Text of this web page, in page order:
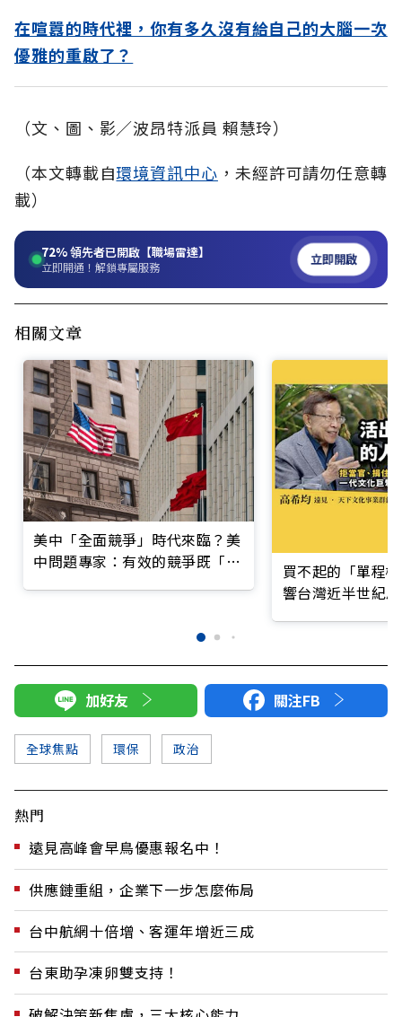
在喧囂的時代裡，你有多久沒有給自己的大腦一次
優雅的重啟了？
（文、圖、影／波昂特派員 賴慧玲）
（本文轉載自環境資訊中心 ，未經許可請勿任意轉
載）
72%領先者已開啟【職場雷達】
立即開通！解鎖專屬服務 立即開啟
相關文章
美中「全面競爭」時代來臨？美
中問題專家：有效的競爭既「防
買不起的「單程
響台灣近半世紀
加好友 關注FB
全球焦點 環保 政治
熱門
遠見高峰會早鳥優惠報名中！
供應鏈重組，企業下一步怎麼佈局
台中航網十倍增、客運年增近三成
台東助孕凍卵雙支持！